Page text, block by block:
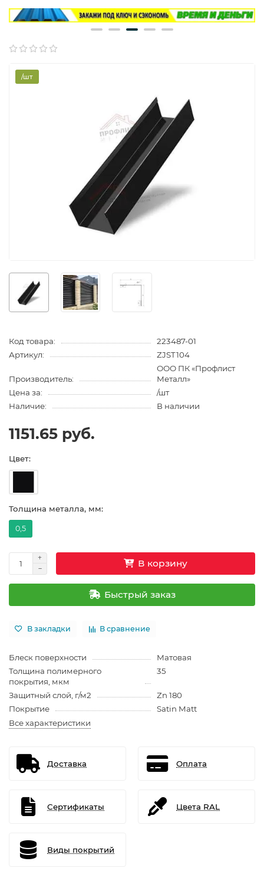
/шт
Код товара:
223487-01
Артикул:
ZJST104
Производитель:
ООО ПК «Профлист
Металл»
Цена за:
/шт
Наличие:
В наличии
1151.65 руб.
Цвет:
Толщина металла, мм:
0,5
В корзину
Быстрый заказ
В закладки В сравнение
Блеск поверхности
Матовая
Толщина полимерного
покрытия, мкм
35
Защитный слой, г/м2
Zn 180
Покрытие
Satin Matt
Все характеристики
Доставка Оплата
Сертификаты Цвета RAL
Виды покрытий